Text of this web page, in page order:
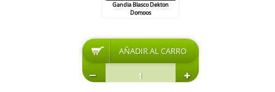
Gandia Blasco Dekton
Domoos